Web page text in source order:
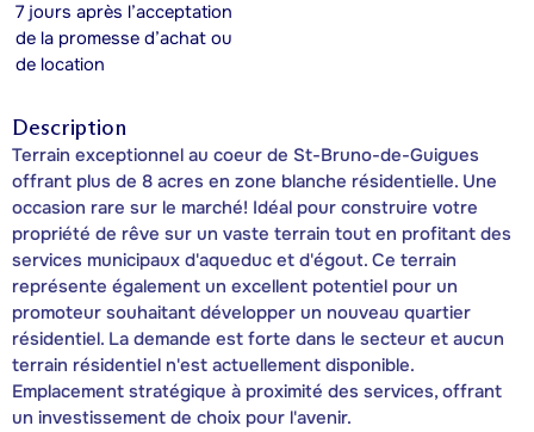
7 jours après l’acceptation
de la promesse d’achat ou
de location
Description
Terrain exceptionnel au coeur de St-Bruno-de-Guigues
offrant plus de 8 acres en zone blanche résidentielle. Une
occasion rare sur le marché! Idéal pour construire votre
propriété de rêve sur un vaste terrain tout en profitant des
services municipaux d'aqueduc et d'égout. Ce terrain
représente également un excellent potentiel pour un
promoteur souhaitant développer un nouveau quartier
résidentiel. La demande est forte dans le secteur et aucun
terrain résidentiel n'est actuellement disponible.
Emplacement stratégique à proximité des services, offrant
un investissement de choix pour l'avenir.